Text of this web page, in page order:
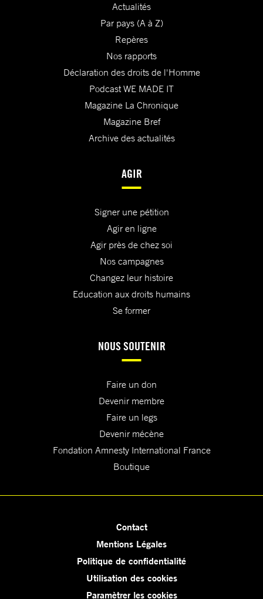
Actualités
Par pays (A à Z)
Repères
Nos rapports
Déclaration des droits de l'Homme
Podcast WE MADE IT
Magazine La Chronique
Magazine Bref
Archive des actualités
AGIR
Signer une pétition
Agir en ligne
Agir près de chez soi
Nos campagnes
Changez leur histoire
Education aux droits humains
Se former
NOUS SOUTENIR
Faire un don
Devenir membre
Faire un legs
Devenir mécène
Fondation Amnesty International France
Boutique
Contact
Mentions Légales
Politique de confidentialité
Utilisation des cookies
Paramètrer les cookies